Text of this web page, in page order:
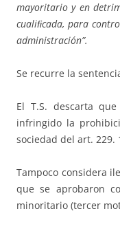
mayoritario y en
cualiﬁcada, para
administración”.
Se recurre la
El T.S. descarta
infringido la
sociedad del art. 229.
Tampoco considera
que se aprobaron
minoritario (tercer